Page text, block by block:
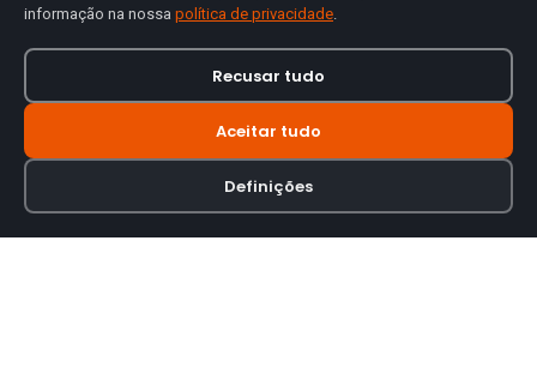
informação na nossa política de privacidade.
Recusar tudo
Aceitar tudo
Definições